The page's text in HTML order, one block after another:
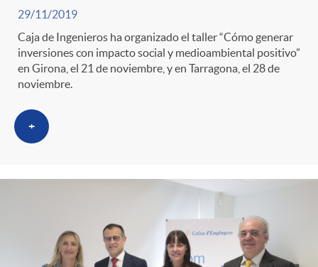
29/11/2019
Caja de Ingenieros ha organizado el taller “Cómo generar
inversiones con impacto social y medioambiental positivo”
en Girona, el 21 de noviembre, y en Tarragona, el 28 de
noviembre.
+